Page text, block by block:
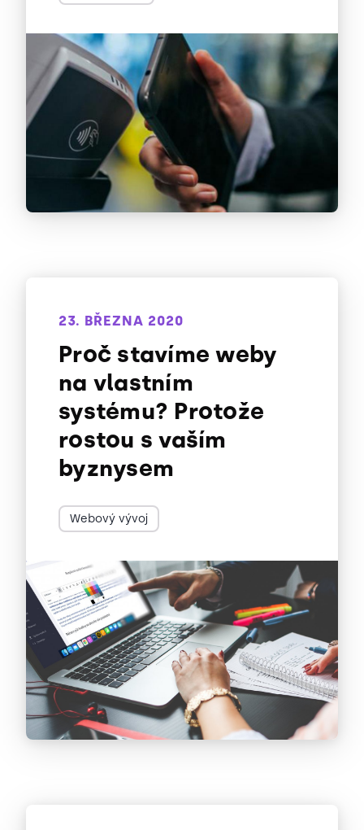
23. BŘEZNA 2020
Proč stavíme weby
na vlastním
systému? Protože
rostou s vaším
byznysem
Webový vývoj